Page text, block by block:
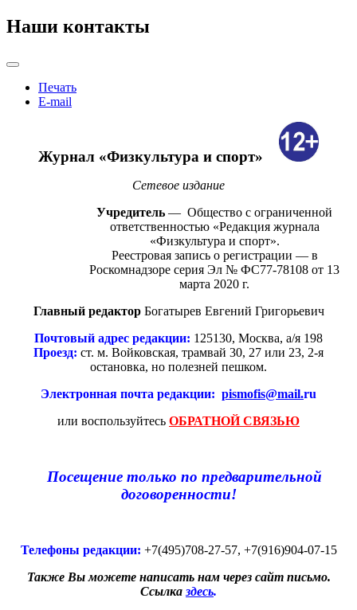
Наши контакты
Печать
E-mail
Журнал «Физкультура и спорт»
Сетевое издание
Учредитель — Общество с ограниченной
ответственностью «Редакция журнала
«Физкультура и спорт».
Реестровая запись о регистрации — в
Роскомнадзоре серия Эл № ФС77-78108 от 13
марта 2020 г.
Главный редакторБогатырев Евгений Григорьевич
Почтовый адрес редакции: 125130, Москва, а/я 198
Проезд: ст. м. Войковская, трамвай 30, 27 или 23, 2-я
остановка, но полезней пешком.
Электронная почта редакции: pismofis@mail.ru
или воспользуйтесь ОБРАТНОЙ СВЯЗЬЮ
Посещение только по предварительной
договоренности!
Телефоны редакции: +7(495)708-27-57, +7(916)904-07-15
Также Вы можете написать нам через сайт письмо.
Ссылка здесь.